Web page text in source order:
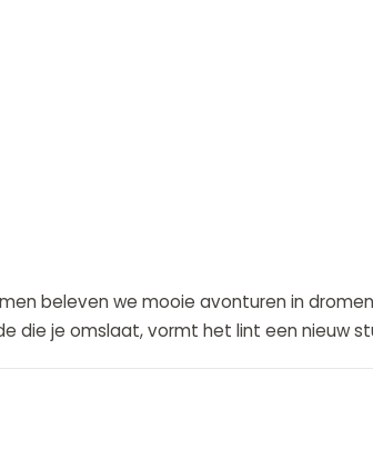
beleven we mooie avonturen in
die je omslaat, vormt het lint een nieuw